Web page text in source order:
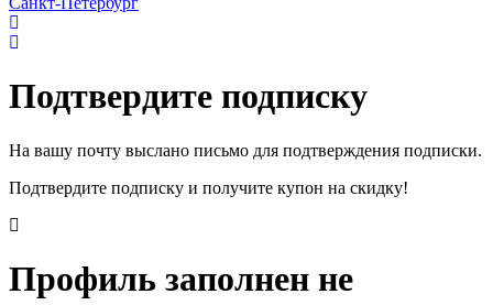
Подтвердите подписку
На вашу почту выслано письмо для подтверждения подписки.
Подтвердите подписку и получите купон на скидку!
Профиль заполнен не